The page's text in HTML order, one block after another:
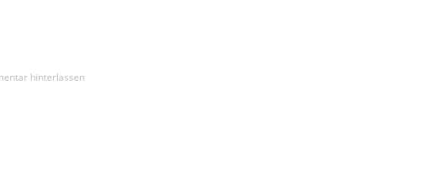
hinterlassen